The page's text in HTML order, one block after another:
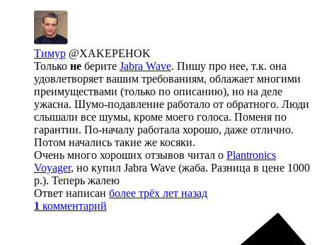
Тимур @XAKEPEHOK
Только не берите Jabra Wave. Пишу про нее, т.к. она
удовлетворяет вашим требованиям, облажает многими
преимуществами (только по описанию), но на деле
ужасна. Шумо-подавление работало от обратного. Люди
слышали все шумы, кроме моего голоса. Поменя по
гарантии. По-началу работала хорошо, даже отлично.
Потом начались такие же косяки.
Очень много хороших отзывов читал о Plantronics
Voyager, но купил Jabra Wave (жаба. Разница в цене 1000
р.). Теперь жалею
Ответ написан более трёх лет назад
1 комментарий